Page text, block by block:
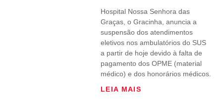
Hospital Nossa Senhora das
Graças, o Gracinha, anuncia a
suspensão dos atendimentos
eletivos nos ambulatórios do SUS
a partir de hoje devido à falta de
pagamento dos OPME (material
médico) e dos honorários médicos.
LEIA MAIS